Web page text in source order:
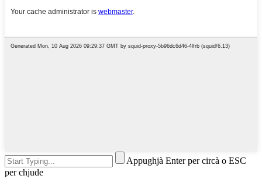
Appughjà Enter per circà o ESC
per chjude